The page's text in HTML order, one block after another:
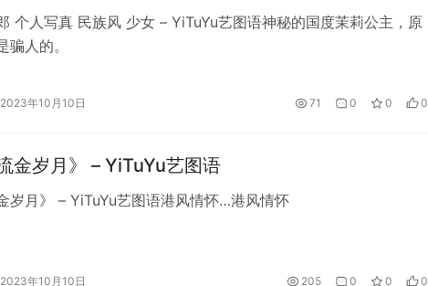
个人写真 民族风 少女 – YiTuYu艺图语神秘的国度茉莉公主，原
骗人的。
2023年10月10日 71 0 0 0
金岁月》 – YiTuYu艺图语
岁月》 – YiTuYu艺图语港风情怀…港风情怀
2023年10月10日 205 0 0 0